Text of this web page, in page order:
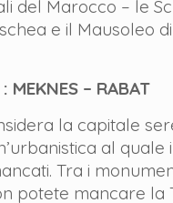
del Marocco – le
e il Mausoleo
MEKNES – RABAT
la capitale
al quale
Tra i
potete mancare la